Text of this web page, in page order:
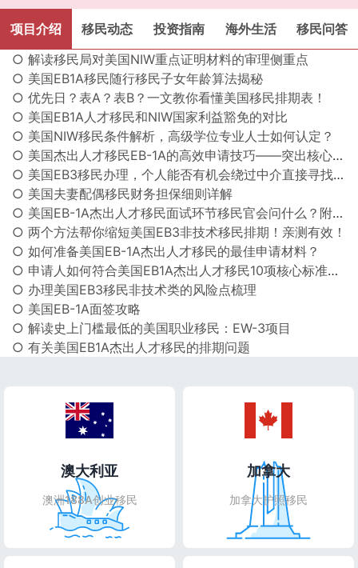
项目介绍 移民动态 投资指南 海外生活
移民问答
○ 解读移民局对美国NIW重点证明材料的审理侧重点
○ 美国EB1A移民随行移民子女年龄算法揭秘
○ 优先日？表A？表B？一文教你看懂美国移民排期表！
○ 美国EB1A人才移民和NIW国家利益豁免的对比
○ 美国NIW移民条件解析，高级学位专业人士如何认定？
○ 美国杰出人才移民EB-1A的高效申请技巧——突出核心价值
○ 美国EB3移民办理，个人能否有机会绕过中介直接寻找雇主？
○ 美国夫妻配偶移民财务担保细则详解
○ 美国EB-1A杰出人才移民面试环节移民官会问什么？附往届高频提问！
○ 两个方法帮你缩短美国EB3非技术移民排期！亲测有效！
○ 如何准备美国EB-1A杰出人才移民的最佳申请材料？
○ 申请人如何符合美国EB1A杰出人才移民10项核心标准（下）？
○ 办理美国EB3移民非技术类的风险点梳理
○ 美国EB-1A面签攻略
○ 解读史上门槛最低的美国职业移民：EW-3项目
○ 有关美国EB1A杰出人才移民的排期问题
澳大利亚
澳洲188A创业移民
加拿大
加拿大护照移民